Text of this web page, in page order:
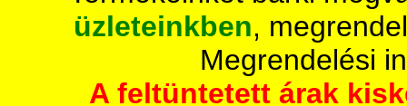
üzleteinkben,
Megrendelési
A feltüntetett árak